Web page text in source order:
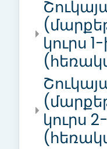
կուրս
կուրս